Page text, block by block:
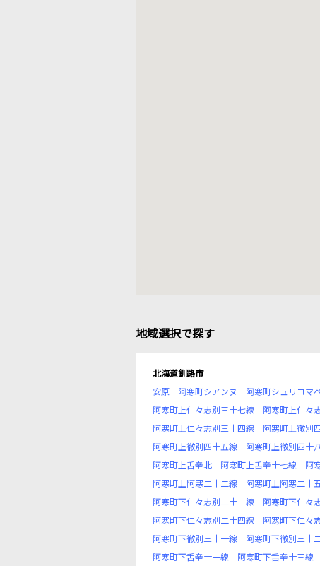
地域選択で探す
北海道釧路市
安原
阿寒町シアンヌ 阿寒町シュリコマ
阿寒町上仁々志別三十七線
阿寒町上仁々
阿寒町上仁々志別三十四線
阿寒町上徹別
阿寒町上徹別四十五線
阿寒町上徹別四十
阿寒町上舌辛北
阿寒町上舌辛十七線 阿
阿寒町上阿寒二十二線
阿寒町上阿寒二十
阿寒町下仁々志別二十一線
阿寒町下仁々
阿寒町下仁々志別二十四線
阿寒町下仁々
阿寒町下徹別三十一線
阿寒町下徹別三十
阿寒町下舌辛十一線
阿寒町下舌辛十三線